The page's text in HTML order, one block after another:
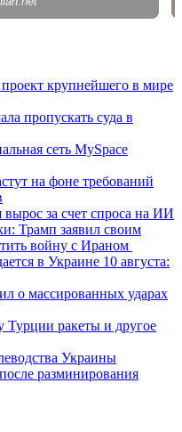
крупнейшего в мире
пропускать суда в
сеть MySpace
на фоне требований
за счет спроса на ИИ
Трамп заявил своим
войну с Ираном
в Украине 10 августа:
о массированных ударах
Турции ракеты и другое
Украины
разминирования